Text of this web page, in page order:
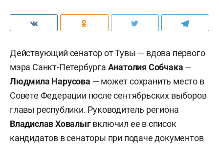
Действующий сенатор от Тувы — вдова первого
мэра Санкт-Петербурга Анатолия Собчака —
Людмила Нарусова — может сохранить место в
Совете Федерации после сентябрьских выборов
главы республики. Руководитель региона
Владислав Ховалыгвключил ее в список
кандидатов в сенаторы при подаче документов